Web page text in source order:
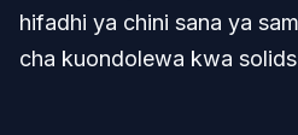
hifadhi ya chini sana ya
cha kuondolewa kwa